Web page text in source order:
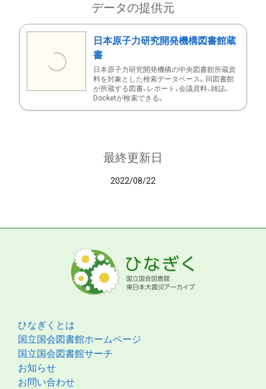
データの提供元
日本原子力研究開発機構図書館蔵
書
日本原子力研究開発機構の中央図書館所蔵資
料を対象とした検索データベース。同図書館
が所蔵する図書、レポート、会議資料、雑誌、
Docketが検索できる。
最終更新日
2022/08/22
ひなぎくとは
国立国会図書館ホームページ
国立国会図書館サーチ
お知らせ
お問い合わせ